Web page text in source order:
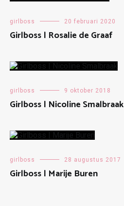
girlboss 20 februari 2020
Girlboss | Rosalie de Graaf
girlboss 9 oktober 2018
Girlboss | Nicoline Smalbraak
girlboss 28 augustus 2017
Girlboss | Marije Buren